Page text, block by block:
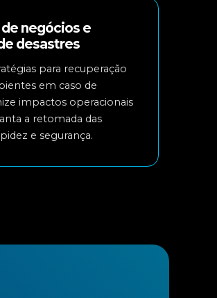
negócios e
desastres
para recuperação
em caso de
impactos operacionais
a retomada das
e segurança.